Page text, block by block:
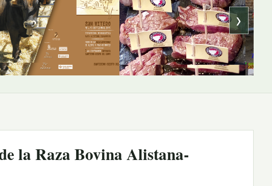
›
la Raza Bovina Alistana-